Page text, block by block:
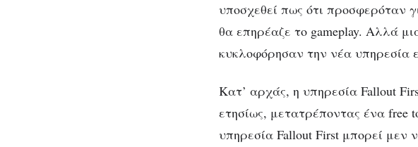
υποσχεθεί πως ότι προσφερόταν
θα επηρέαζε το gameplay. Αλλά
κυκλοφόρησαν την νέα υπηρεσία
Κατ’ αρχάς, η υπηρεσία Fallout
ετησίως, μετατρέποντας ένα free
υπηρεσία Fallout First μπορεί μεν